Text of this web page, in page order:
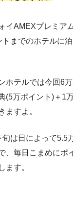
イAMEXプレミア
トまでのホテルに
ホテルでは今回6
(5万ポイント)＋1
ますよ。
は日によって5.5
、毎日こまめにポ
ます。